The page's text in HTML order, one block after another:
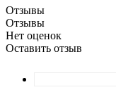
Отзывы
Отзывы
Нет оценок
Оставить отзыв